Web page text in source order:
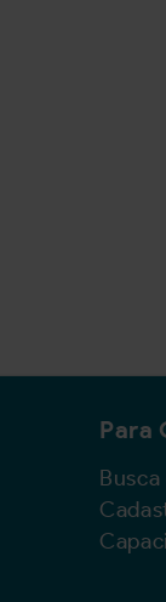
Para